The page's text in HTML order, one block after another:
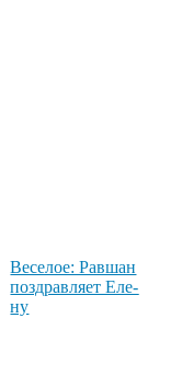
Ве­се­лое: Рав­шан
поз­драв­ля­ет Еле­
ну